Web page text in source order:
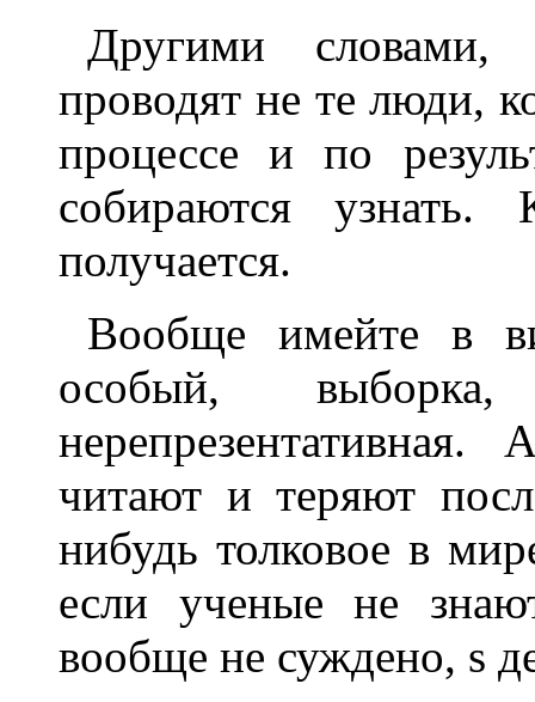
Другими словами,
проводят не те люди,
процессе и по
собираются
получается.
Вообще имейте в
особый,
читают и теряют
нибудь толковое в
если ученые не
вообще не суждено, ѕ